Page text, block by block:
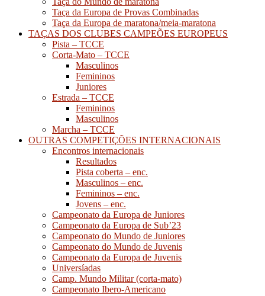
Taça da Europa de Provas Combinadas
Taça da Europa de maratona/meia-maratona
TAÇAS DOS CLUBES CAMPEÕES EUROPEUS
Pista – TCCE
Corta-Mato – TCCE
Masculinos
Femininos
Juniores
Estrada – TCCE
Femininos
Masculinos
Marcha – TCCE
OUTRAS COMPETIÇÕES INTERNACIONAIS
Encontros internacionais
Resultados
Pista coberta – enc.
Masculinos – enc.
Femininos – enc.
Jovens – enc.
Campeonato da Europa de Juniores
Campeonato da Europa de Sub’23
Campeonato do Mundo de Juniores
Campeonato do Mundo de Juvenis
Campeonato da Europa de Juvenis
Universíadas
Camp. Mundo Militar (corta-mato)
Campeonato Ibero-Americano